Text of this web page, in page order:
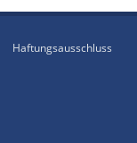
Haftungsausschluss